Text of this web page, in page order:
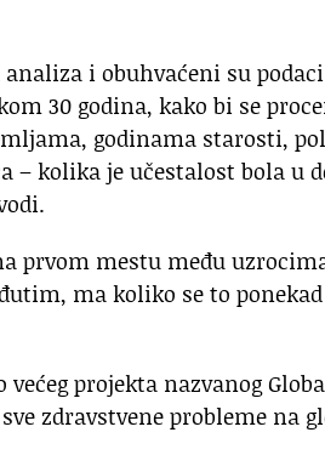
analiza i obuhvaćeni su
30 godina, kako bi se
godinama starosti,
– kolika je učestalost bola u
prvom mestu među
ma koliko se to
većeg projekta nazvanog
zdravstvene probleme na